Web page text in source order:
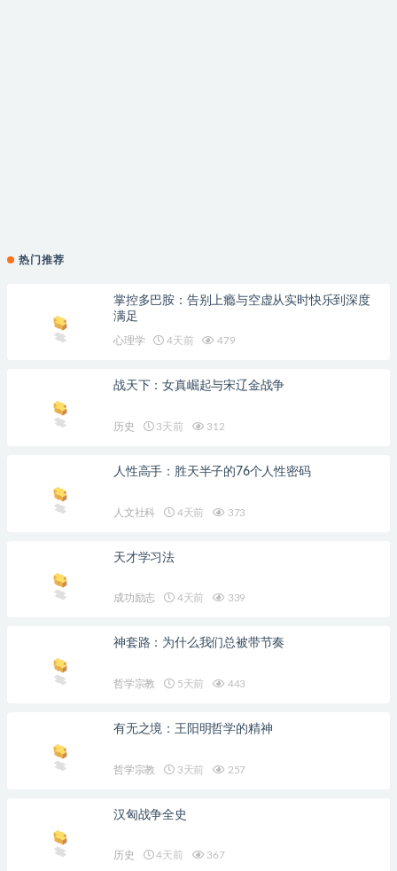
热门推荐
掌控多巴胺：告别上瘾与空虚从实时快乐到深度
满足
心理学 4天前 479
战天下：女真崛起与宋辽金战争
历史 3天前 312
人性高手：胜天半子的76个人性密码
人文社科 4天前 373
天才学习法
成功励志 4天前 339
神套路：为什么我们总被带节奏
哲学宗教 5天前 443
有无之境：王阳明哲学的精神
哲学宗教 3天前 257
汉匈战争全史
历史 4天前 367